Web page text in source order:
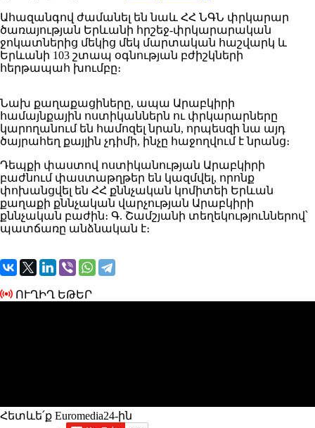
Ահազանգով ժամանել են նաև ՀՀ ՆԳՆ փրկարար
ծառայության Երևանի հրշեջ-փրկարարական
ջոկատներից մեկից մեկ մարտական հաշվարկ և
Երևանի 103 շտապ օգնության բժիշկների
հերթապահ խումբը։
Նախ քաղաքացիները, ապա Արաբկիրի
համայնքային ոստիկաններն ու փրկարարները
կարողանում են համոզել նրան, որպեսզի նա այդ
ծայրահեղ քայլին չդիմի, ինչը հաջողվում է նրանց։
Դեպքի փաստով ոստիկանության Արաբկիրի
բաժնում փաստաթղթեր են կազմվել, որոնք
փոխանցվել են ՀՀ քննչական կոմիտեի Երևան
քաղաքի քննչական վարչության Արաբկիրի
քննչական բաժին։ Գ. Շամշյանի տեղեկություններով՝
պատճառը անձնական է։
ՈՒՂԻՂ ԵԹԵՐ
Հետևե՛ք Euromedia24-ին